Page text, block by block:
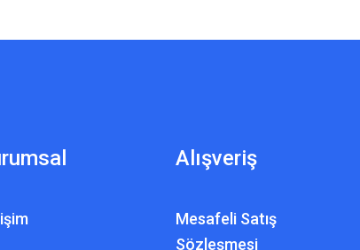
Alışveriş
Mesafeli Satış
Sözleşmesi